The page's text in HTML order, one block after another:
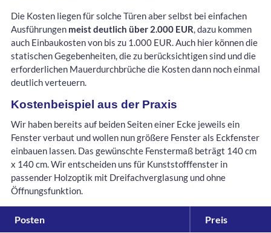
Die Kosten liegen für solche Türen aber selbst bei einfachen
Ausführungen meist deutlich über 2.000 EUR, dazu kommen
auch Einbaukosten von bis zu 1.000 EUR. Auch hier können die
statischen Gegebenheiten, die zu berücksichtigen sind und die
erforderlichen Mauerdurchbrüche die Kosten dann noch einmal
deutlich verteuern.
Kostenbeispiel aus der Praxis
Wir haben bereits auf beiden Seiten einer Ecke jeweils ein
Fenster verbaut und wollen nun größere Fenster als Eckfenster
einbauen lassen. Das gewünschte Fenstermaß beträgt 140 cm
x 140 cm. Wir entscheiden uns für Kunststofffenster in
passender Holzoptik mit Dreifachverglasung und ohne
Öffnungsfunktion.
Posten Preis